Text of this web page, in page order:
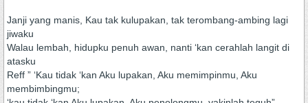
Janji yang manis, Kau tak kulupakan, tak terombang-ambing lagi
jiwaku
Walau lembah, hidupku penuh awan, nanti ‘kan cerahlah langit di
atasku
Reff ” ‘Kau tidak ‘kan Aku lupakan, Aku memimpinmu, Aku
membimbingmu;